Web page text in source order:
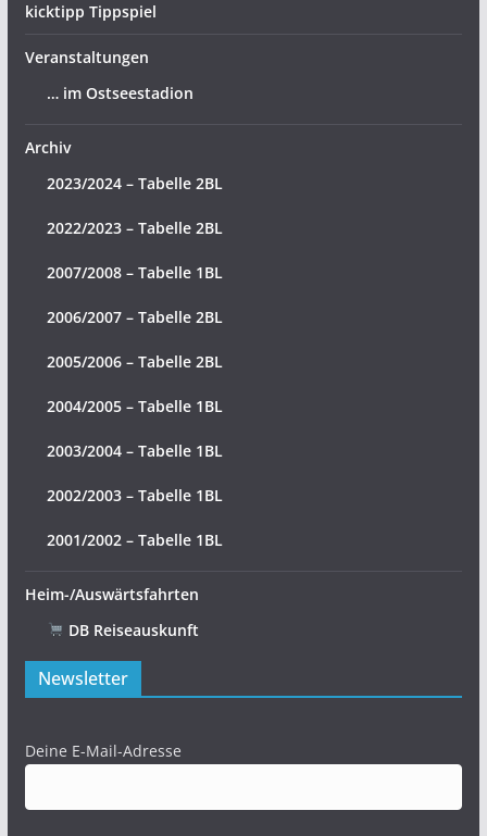
kicktipp Tippspiel
Veranstaltungen
… im Ostseestadion
Archiv
2023/2024 – Tabelle 2BL
2022/2023 – Tabelle 2BL
2007/2008 – Tabelle 1BL
2006/2007 – Tabelle 2BL
2005/2006 – Tabelle 2BL
2004/2005 – Tabelle 1BL
2003/2004 – Tabelle 1BL
2002/2003 – Tabelle 1BL
2001/2002 – Tabelle 1BL
Heim-/Auswärtsfahrten
DB Reiseauskunft
Newsletter
Deine E-Mail-Adresse